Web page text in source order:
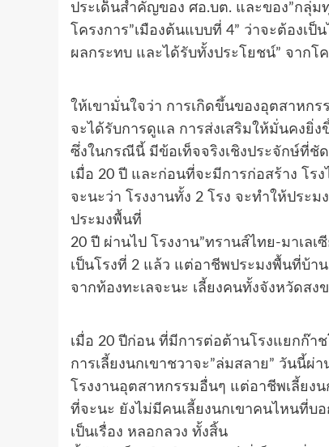
ประเด็นสำคัญของ ศอ.บต. และของ”กลุ่
โครงการ”เมืองต้นแบบที่ 4” ว่าจะต้องเ
ผลกระทบ และได้รับทั้งประโยชน์” จาก
ให้เขามั่นใจว่า การเกิดขึ้นของอุตสาหก
จะได้รับการดูแล การส่งเสริมให้มั่นคงยิ่ง
ซึ่งในกรณีนี้ มีข้อเท็จจริงเชิงประจักษ์ที่ชั
เมื่อ 20 ปี และก่อนที่จะมีการก่อสร้าง โ
จะนะว่า โรงงานทั้ง 2 โรง จะทำให้ประ
ประมงพื้นที่
20 ปี ผ่านไป โรงงาน”ทรานส์ไทย-มาเล
เป็นโรงที่ 2 แล้ว แต่อาชีพประมงพื้นที่บ้า
จากท้องทะเลจะนะ เลี้ยงคนทั้งจังหวัดสง
เมื่อ 20 ปีก่อน ที่มีการต่อต้านโรงแยกก๊า
การเลี้ยงนกเขาชวาจะ”ล่มสลาย” วันนี้ผ่
โรงงานอุตสาหกรรมอื่นๆ แต่อาชีพเลี้ยง
ที่จะนะ ยังไม่มีคนเลี้ยงนกเขาคนไหนที่บอ
เป็นเรื่อง หลอกลวง ทั้งสิ้น